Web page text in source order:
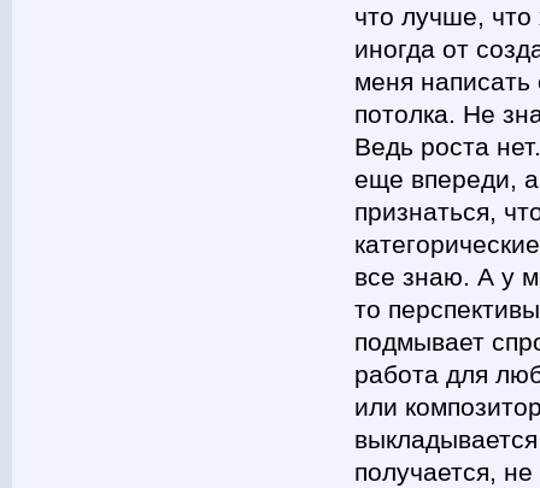
что лучше,
иногда от
меня
потолка. Не
Ведь роста
еще впереди,
признаться,
все знаю. А у
то
подмывает
работа для
или
получается,